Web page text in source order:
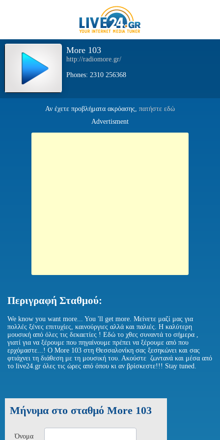
More 103
http://radiomore.gr/
Phones: 2310 256368
Αν έχετε προβλήματα ακρόασης, πατήστε εδώ
Advertisment
Περιγραφή Σταθμού:
We know you want more... You 'll get more. Μείνετε μαζί μας για
πολλές ξένες επιτυχίες, καινούργιες αλλά και παλιές. H καλύτερη
μουσική από όλες τις δεκαετίες ! Eδώ το χθες συναντά το σήμερα ,
γιατί για να ξέρουμε που πηγαίνουμε πρέπει να ξέρουμε από που
ερχόμαστε...! Ο More 103 στη Θεσσαλονίκη σας ξεσηκώνει και σας
φτιάχνει τη διάθεση με τη μουσική του. Ακούστε ζωντανά και μέσα από
το live24.gr όλες τις ώρες από όπου κι αν βρίσκεστε!!! Stay tuned.
Μήνυμα στο σταθμό More 103
Όνομα